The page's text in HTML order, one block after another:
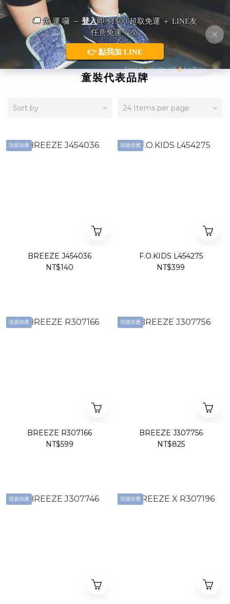
日本童裝・F.O.KIDS／BREEZE 國家級
童裝代表品牌
Sort by 24 Items per page
現貨供應
BREEZE J454036
NT$140
現貨供應
F.O.KIDS L454275
NT$399
現貨供應
BREEZE R307166
NT$599
現貨供應
BREEZE J307756
NT$825
現貨供應 現貨供應